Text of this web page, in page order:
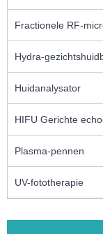
Fractionele RF-
Hydra-
Huidanalysator
HIFU Gerichte
Plasma-pennen
UV-fototherapie